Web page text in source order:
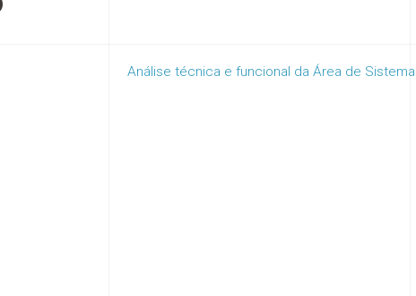
Análise técnica e funcional da Área de